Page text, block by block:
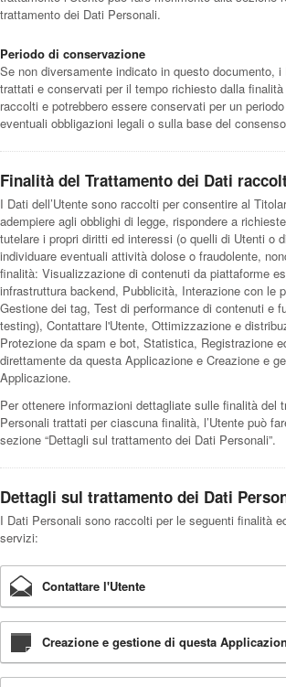
trattamento dei Dati Personali.
Periodo di conservazione
Se non diversamente indicato in questo documento,
trattati e conservati per il tempo richiesto dalla
raccolti e potrebbero essere conservati per un
eventuali obbligazioni legali o sulla base del
Finalità del Trattamento dei Dati
I Dati dell’Utente sono raccolti per consentire al
adempiere agli obblighi di legge, rispondere a
tutelare i propri diritti ed interessi (o quelli di Utenti o
individuare eventuali attività dolose o fraudolente,
finalità: Visualizzazione di contenuti da piattaforme
infrastruttura backend, Pubblicità, Interazione con le
Gestione dei tag, Test di performance di contenuti e
testing), Contattare l'Utente, Ottimizzazione e
Protezione da spam e bot, Statistica, Registrazione
direttamente da questa Applicazione e Creazione e
Applicazione.
Per ottenere informazioni dettagliate sulle finalità del
Personali trattati per ciascuna finalità, l’Utente può
sezione “Dettagli sul trattamento dei Dati Personali”.
Dettagli sul trattamento dei Dati
I Dati Personali sono raccolti per le seguenti finalità
servizi:
Contattare l'Utente
Creazione e gestione di questa